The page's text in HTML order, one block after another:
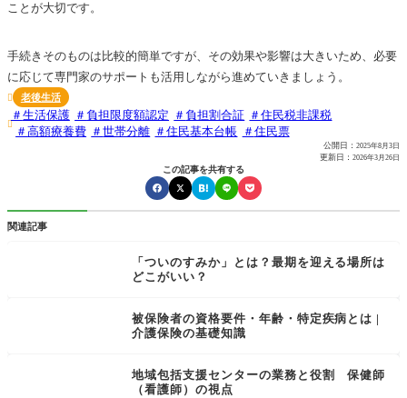
ことが大切です。
手続きそのものは比較的簡単ですが、その効果や影響は大きいため、必要
に応じて専門家のサポートも活用しながら進めていきましょう。
 老後生活

生活保護 負担限度額認定 負担割合証
住民税非課税
高額療養費
世帯分離 住民基本台帳 住民票
公開日： 2025年8月3日
更新日： 2026年3月26日
この記事を共有する
関連記事
「ついのすみか」とは？最期を迎える場所は
どこがいい？
被保険者の資格要件・年齢・特定疾病とは |
介護保険の基礎知識
地域包括支援センターの業務と役割 保健師
（看護師）の視点